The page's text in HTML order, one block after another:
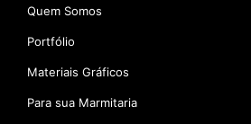
Quem Somos
Portfólio
Materiais Gráficos
Para sua Marmitaria